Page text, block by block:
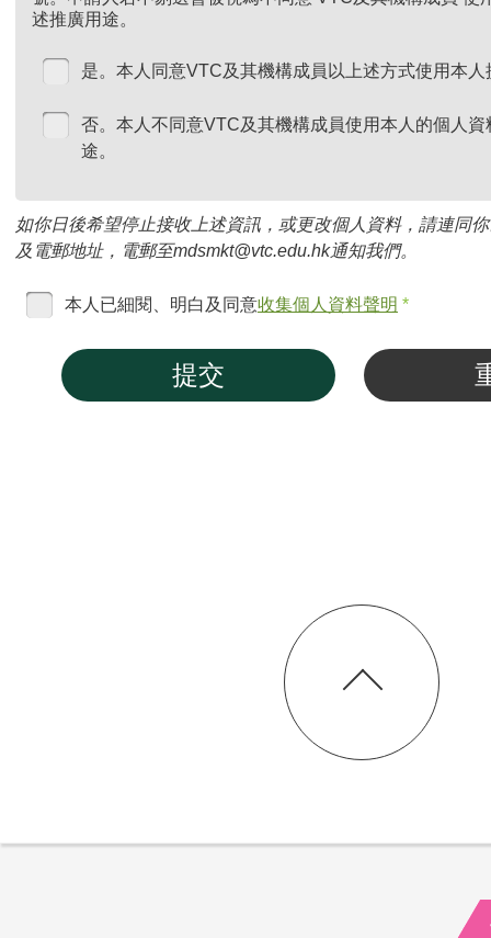
述推廣用途。
是。本人同意VTC及其機構成員以上述方式使用本
否。本人不同意VTC及其機構成員使用本人的個人
途。
如你日後希望停止接收上述資訊，或更改個人資料，請連同
及電郵地址，電郵至mdsmkt@vtc.edu.hk通知我們。
本人已細閱、明白及同意收集個人資料聲明 *
提交